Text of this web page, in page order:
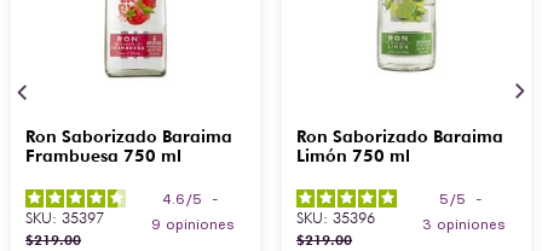
Ron Saborizado Baraima
Frambuesa 750 ml
4.6 /5
-
9 opiniones
SKU: 35397
$219.00
Ron Saborizado Baraima
Limón 750 ml
5 /5
-
3 opiniones
SKU: 35396
$219.00